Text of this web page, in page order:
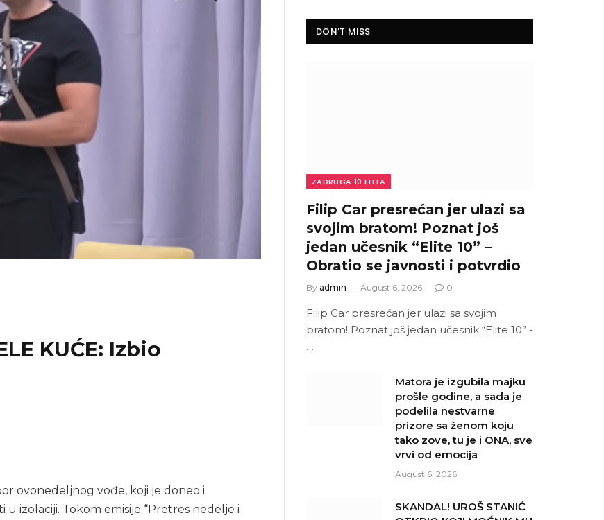
KUĆE: Izbio
ovonedeljnog vođe, koji je doneo i
izolaciji. Tokom emisije “Pretres nedelje i
DON'T MISS
ZADRUGA 10 ELITA
Filip Car presrećan jer ulazi sa
svojim bratom! Poznat još
jedan učesnik “Elite 10” –
Obratio se javnosti i potvrdio
By admin August 6, 2026 0
Filip Car presrećan jer ulazi sa svojim
bratom! Poznat još jedan učesnik “Elite 10” -
…
Matora je izgubila majku
prošle godine, a sada je
podelila nestvarne
prizore sa ženom koju
tako zove, tu je i ONA, sve
vrvi od emocija
August 6, 2026
SKANDAL! UROŠ STANIĆ